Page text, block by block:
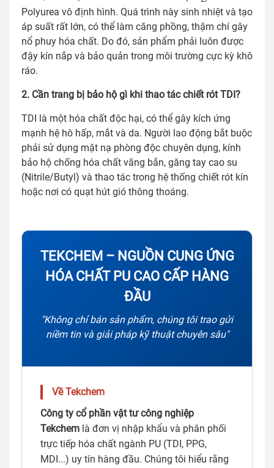
Polyurea vô định hình. Quá trình này sinh nhiệt và tạo
áp suất rất lớn, có thể làm căng phồng, thậm chí gây
nổ phuy hóa chất. Do đó, sản phẩm phải luôn được
đậy kín nắp và bảo quản trong môi trường cực kỳ khô
ráo.
2. Cần trang bị bảo hộ gì khi thao tác chiết rót TDI?
TDI là một hóa chất độc hại, có thể gây kích ứng
mạnh hệ hô hấp, mắt và da. Người lao động bắt buộc
phải sử dụng mặt nạ phòng độc chuyên dụng, kính
bảo hộ chống hóa chất văng bắn, găng tay cao su
(Nitrile/Butyl) và thao tác trong hệ thống chiết rót kín
hoặc nơi có quạt hút gió thông thoáng.
TEKCHEM – NGUỒN CUNG ỨNG
HÓA CHẤT PU CAO CẤP HÀNG
ĐẦU
"Không chỉ bán sản phẩm, chúng tôi trao gửi
niềm tin và giải pháp kỹ thuật chuyên sâu"
Về Tekchem
Công ty cổ phần vật tư công nghiệp
Tekchem là đơn vị nhập khẩu và phân phối
trực tiếp hóa chất ngành PU (TDI, PPG,
MDI...) uy tín hàng đầu. Chúng tôi hiểu rằng